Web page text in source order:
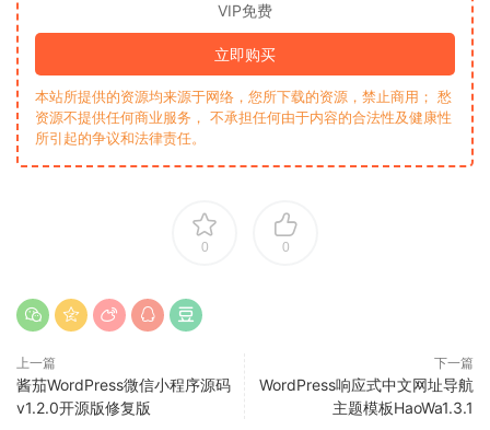
VIP免费
立即购买
本站所提供的资源均来源于网络，您所下载的资源，禁止商用； 愁
资源不提供任何商业服务， 不承担任何由于内容的合法性及健康性
所引起的争议和法律责任。
0 0
上一篇
酱茄WordPress微信小程序源码
v1.2.0开源版修复版
下一篇
WordPress响应式中文网址导航
主题模板HaoWa1.3.1